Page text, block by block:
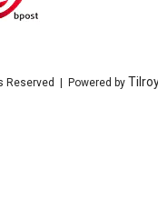
Reserved | Powered by